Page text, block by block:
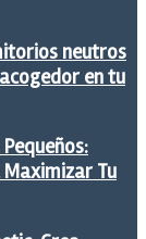
neutros
en tu
Tu